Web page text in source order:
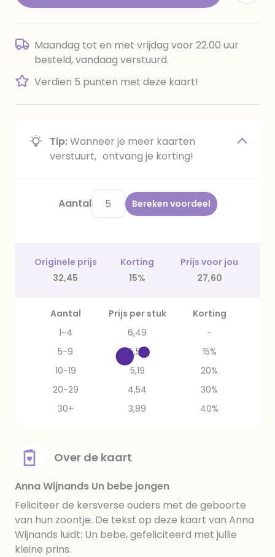
Maandag tot en met vrijdag voor 22.00 uur
besteld, vandaag verstuurd.
Verdien 5 punten met deze kaart!
Tip:Wanneer je meer kaarten
verstuurt, ontvang je korting!
Aantal Bereken voordeel
Originele prijs Korting
Prijs voor jou
32,45
15% 27,60
Aantal Prijs per stuk
Korting
1-4
6,49
-
5-9
5,52
15%
10-19
5,19
20%
20-29
4,54
30%
30+
3,89 40%
Over de kaart
Anna Wijnands Un bebe jongen
Feliciteer de kersverse ouders met de geboorte
van hun zoontje. De tekst op deze kaart van Anna
Wijnands luidt: Un bebe, gefeliciteerd met jullie
kleine prins.